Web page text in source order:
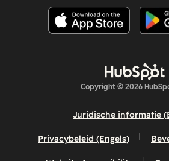
Copyright © 2026
Juridische informatie
Privacybeleid (Engels)